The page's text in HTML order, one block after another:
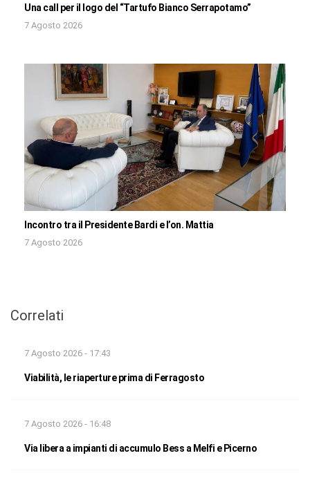
Una call per il logo del “Tartufo Bianco Serrapotamo”
7 Agosto 2026
Incontro tra il Presidente Bardi e l’on. Mattia
7 Agosto 2026
Correlati
7 Agosto 2026 - 17:43
Viabilità, le riaperture prima di Ferragosto
7 Agosto 2026 - 16:48
Via libera a impianti di accumulo Bess a Melfi e Picerno